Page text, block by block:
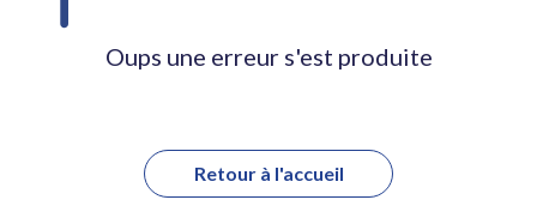
Oups une erreur s'est produite
Retour à l'accueil